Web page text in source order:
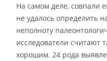
На самом деле, совпали
не удалось определить
неполноту
исследователи считают
хорошим. 24 рода